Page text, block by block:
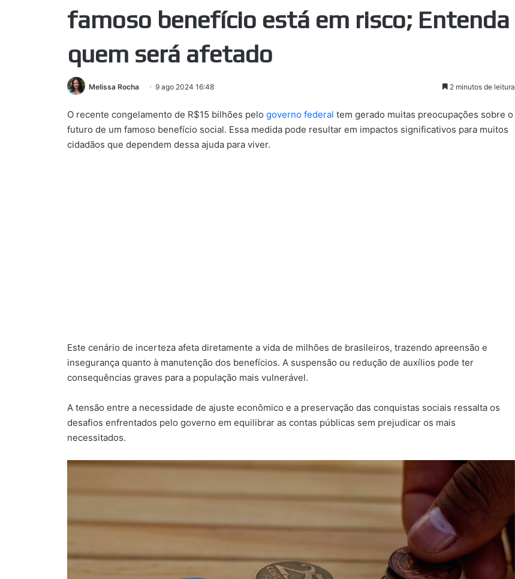
famoso benefício está em risco; Entenda
quem será afetado
Melissa Rocha 9 ago 2024 16:48 2 minutos de leitura
O recente congelamento de R$15 bilhões pelo governo federal tem gerado muitas preocupações sobre o
futuro de um famoso benefício social. Essa medida pode resultar em impactos significativos para muitos
cidadãos que dependem dessa ajuda para viver.
Este cenário de incerteza afeta diretamente a vida de milhões de brasileiros, trazendo apreensão e
insegurança quanto à manutenção dos benefícios. A suspensão ou redução de auxílios pode ter
consequências graves para a população mais vulnerável.
A tensão entre a necessidade de ajuste econômico e a preservação das conquistas sociais ressalta os
desafios enfrentados pelo governo em equilibrar as contas públicas sem prejudicar os mais
necessitados.